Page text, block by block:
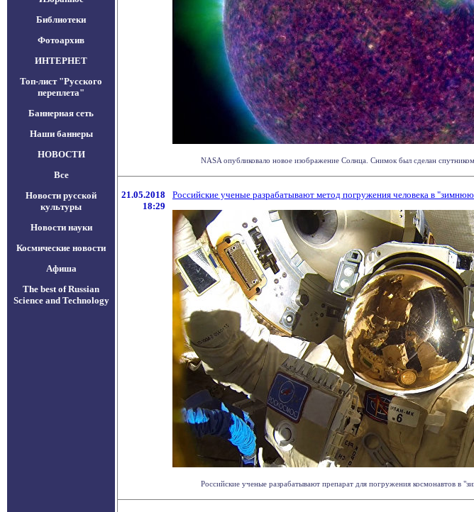
Библиотеки
Фотоархив
ИНТЕРНЕТ
Топ-лист "Русского
переплета"
Баннерная сеть
Наши баннеры
НОВОСТИ
Все
Новости русской
культуры
Новости науки
Космические новости
Афиша
The best of Russian
Science and Technology
NASA опубликовало новое изображение Солнца. Снимок был сделан
21.05.2018
18:29
Российские ученые разрабатывают метод погружения человека в
Российские ученые разрабатывают препарат для погружения космонавтов в